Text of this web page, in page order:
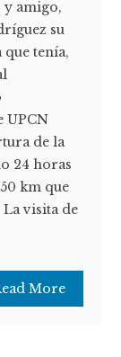
y amigo,
su
tenía,
UPCN
de la
24 horas
km que
La visita de
More